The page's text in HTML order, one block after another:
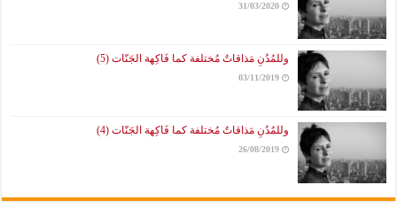
31/03/2020
وللمُدُنِ مَذاقاتٌ مُختلفة كما فَاكِهة الجَنّات (5)
03/11/2019
وللمُدُنِ مَذاقاتٌ مُختلفة كما فَاكِهة الجَنّات (4)
26/08/2019